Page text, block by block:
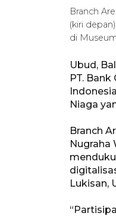
Branch
(kiri
di
Ubud,
PT.
Niaga
Branch
Nugraha
Lukisan,